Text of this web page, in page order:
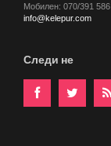
Мобилен: 070/391 586
info@kelepur.com
Следи не